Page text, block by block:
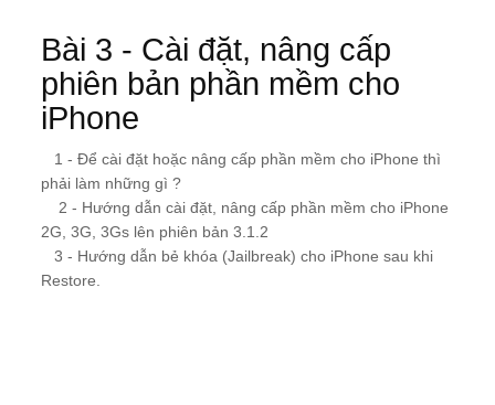
Bài 3 - Cài đặt, nâng cấp
phiên bản phần mềm cho
iPhone
1 - Để cài đặt hoặc nâng cấp phần mềm cho iPhone thì
phải làm những gì ?
2 - Hướng dẫn cài đặt, nâng cấp phần mềm cho iPhone
2G, 3G, 3Gs lên phiên bản 3.1.2
3 - Hướng dẫn bẻ khóa (Jailbreak) cho iPhone sau khi
Restore.